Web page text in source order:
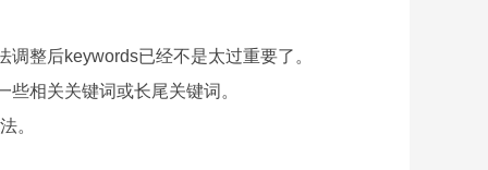
整后keywords已经不是太过重要了。
相关关键词或长尾关键词。
。